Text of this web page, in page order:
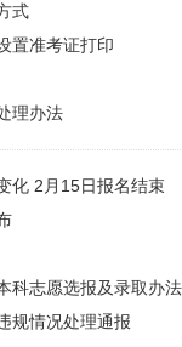
式
置准考证打印
理办法
化 2月15日报名结束
科志愿选报及录取办法
规情况处理通报